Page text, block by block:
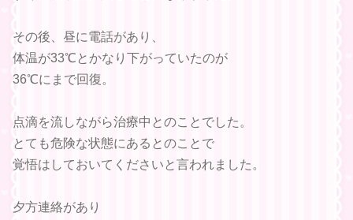
その後、昼に電話があり、
体温が33℃とかなり下がっていたのが
36℃にまで回復。
点滴を流しながら治療中とのことでした。
とても危険な状態にあるとのことで
覚悟はしておいてくださいと言われました。
夕方連絡があり